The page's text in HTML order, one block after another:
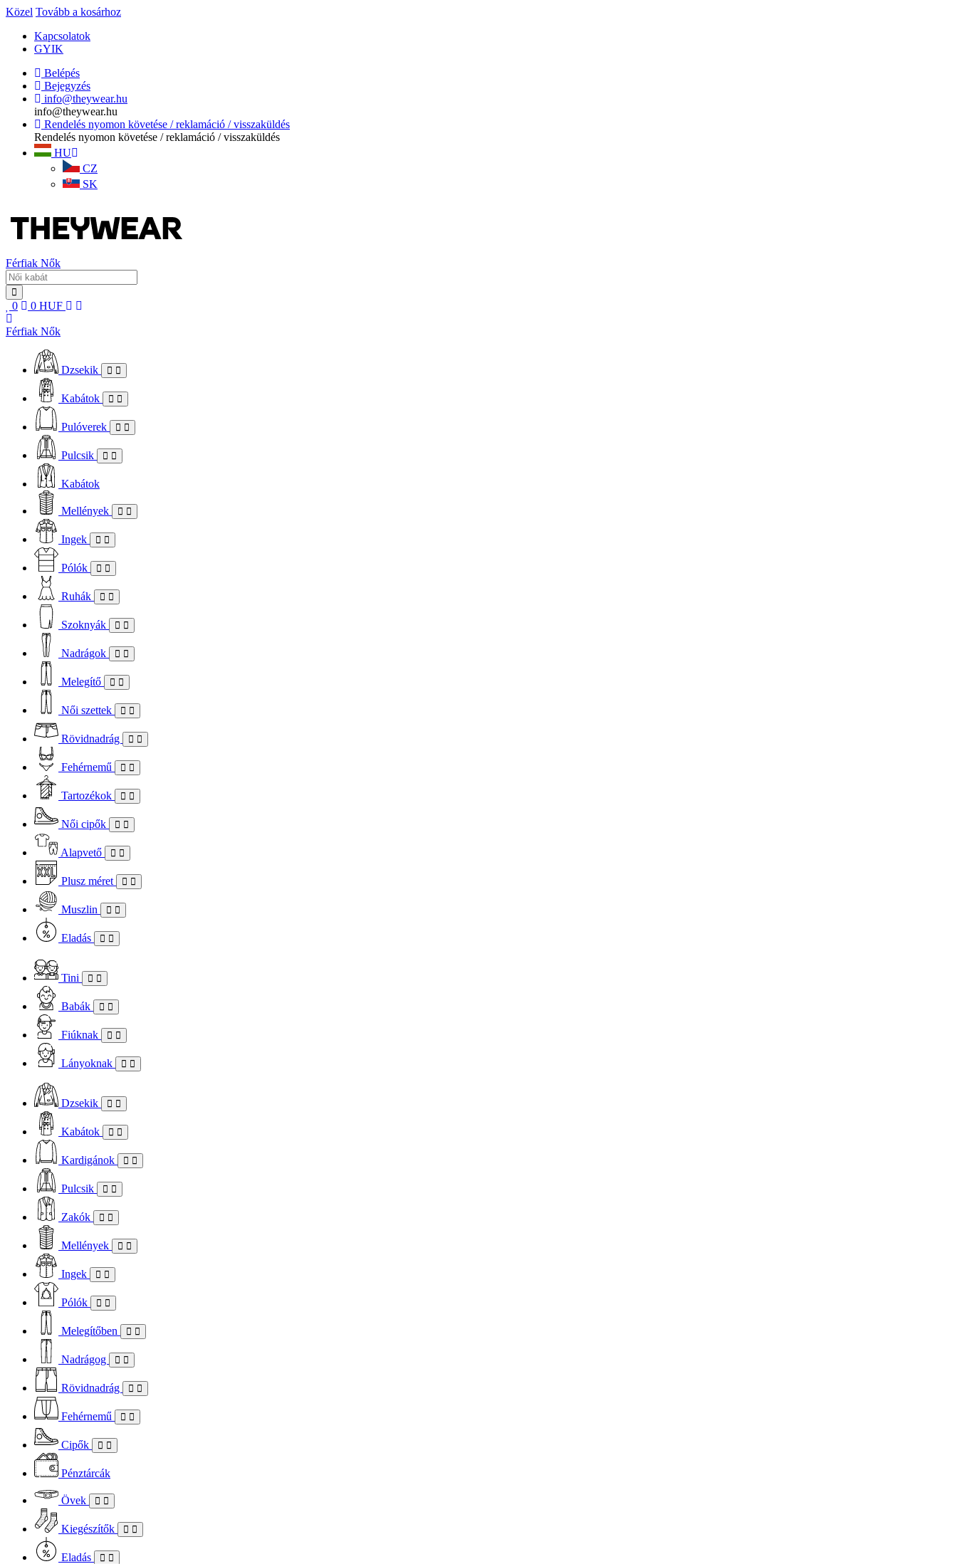
Közel Tovább a kosárhoz
Kapcsolatok
GYIK
Belépés
Bejegyzés
info@theywear.hu
info@theywear.hu
Rendelés nyomon követése / reklamáció / visszaküldés
Rendelés nyomon követése / reklamáció / visszaküldés
HU
CZ
SK
Férfiak Nők
0 0 HUF
Férfiak Nők
Dzsekik
Kabátok
Pulóverek
Pulcsik
Kabátok
Mellények
Ingek
Pólók
Ruhák
Szoknyák
Nadrágok
Melegítő
Női szettek
Rövidnadrág
Fehérnemű
Tartozékok
Női cipők
Alapvető
Plusz méret
Muszlin
Eladás
Tini
Babák
Fiúknak
Lányoknak
Dzsekik
Kabátok
Kardigánok
Pulcsik
Zakók
Mellények
Ingek
Pólók
Melegítőben
Nadrágog
Rövidnadrág
Fehérnemű
Cipők
Pénztárcák
Övek
Kiegészítők
Eladás